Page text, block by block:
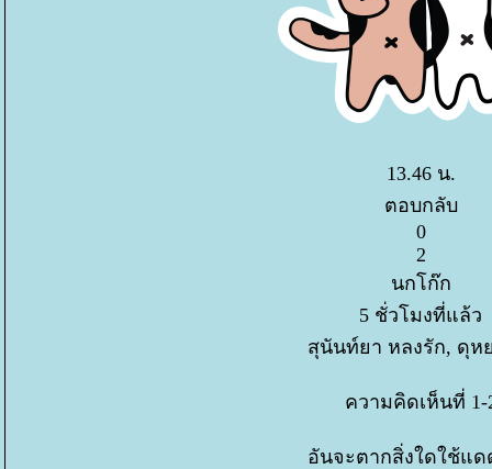
13.46 น.
ตอบกลับ
0
2
นกโก๊ก
5 ชั่วโมงที่แล้ว
สุนันท์ยา หลงรัก, ดุห
ความคิดเห็นที่ 1-
อันจะตากสิ่งใดใช้แด